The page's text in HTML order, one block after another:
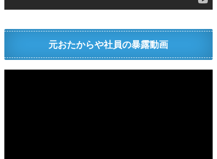
元おたからや社員の暴露動画